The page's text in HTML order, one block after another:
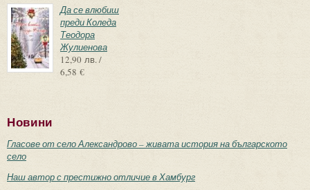
Да се влюбиш
преди Коледа
Теодора
Жулиенова
12,90 лв. /
6,58 €
Новини
Гласове от село Александрово – живата история на българското
село
Наш автор с престижно отличие в Хамбург